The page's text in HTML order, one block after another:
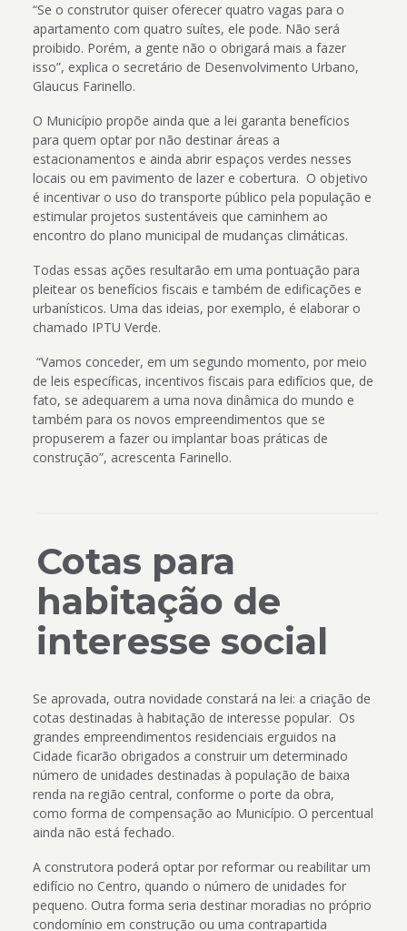
“Se o construtor quiser oferecer quatro vagas para o
apartamento com quatro suítes, ele pode. Não será
proibido. Porém, a gente não o obrigará mais a fazer
isso”, explica o secretário de Desenvolvimento Urbano,
Glaucus Farinello.
O Município propõe ainda que a lei garanta benefícios
para quem optar por não destinar áreas a
estacionamentos e ainda abrir espaços verdes nesses
locais ou em pavimento de lazer e cobertura. O objetivo
é incentivar o uso do transporte público pela população e
estimular projetos sustentáveis que caminhem ao
encontro do plano municipal de mudanças climáticas.
Todas essas ações resultarão em uma pontuação para
pleitear os benefícios fiscais e também de edificações e
urbanísticos. Uma das ideias, por exemplo, é elaborar o
chamado IPTU Verde.
“Vamos conceder, em um segundo momento, por meio
de leis específicas, incentivos fiscais para edifícios que, de
fato, se adequarem a uma nova dinâmica do mundo e
também para os novos empreendimentos que se
propuserem a fazer ou implantar boas práticas de
construção”, acrescenta Farinello.
Cotas para
habitação de
interesse social
Se aprovada, outra novidade constará na lei: a criação de
cotas destinadas à habitação de interesse popular. Os
grandes empreendimentos residenciais erguidos na
Cidade ficarão obrigados a construir um determinado
número de unidades destinadas à população de baixa
renda na região central, conforme o porte da obra,
como forma de compensação ao Município. O percentual
ainda não está fechado.
A construtora poderá optar por reformar ou reabilitar um
edifício no Centro, quando o número de unidades for
pequeno. Outra forma seria destinar moradias no próprio
condomínio em construção ou uma contrapartida